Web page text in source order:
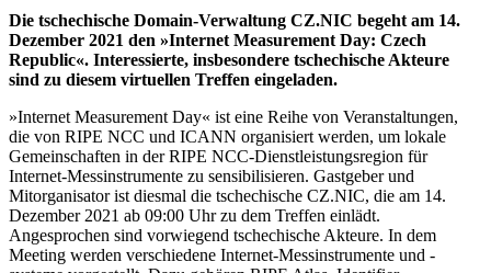
Die tschechische Domain-Verwaltung CZ.NIC begeht am 14.
Dezember 2021 den »Internet Measurement Day: Czech
Republic«. Interessierte, insbesondere tschechische Akteure
sind zu diesem virtuellen Treffen eingeladen.
»Internet Measurement Day« ist eine Reihe von Veranstaltungen,
die von RIPE NCC und ICANN organisiert werden, um lokale
Gemeinschaften in der RIPE NCC-Dienstleistungsregion für
Internet-Messinstrumente zu sensibilisieren. Gastgeber und
Mitorganisator ist diesmal die tschechische CZ.NIC, die am 14.
Dezember 2021 ab 09:00 Uhr zu dem Treffen einlädt.
Angesprochen sind vorwiegend tschechische Akteure. In dem
Meeting werden verschiedene Internet-Messinstrumente und -